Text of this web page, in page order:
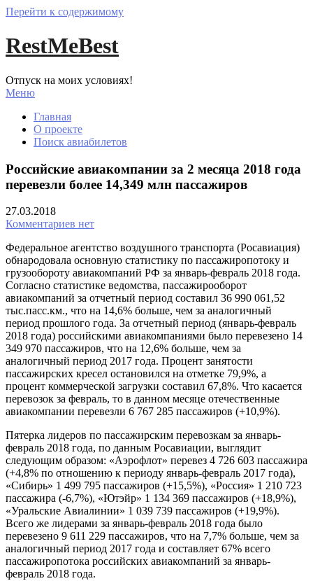
Перейти к содержимому
RestMeBest
Отпуск на моих условиях!
Меню
Главная
О проекте
Поиск авиабилетов
Российские авиакомпании за 2 месяца 2018 года
перевезли более 14,349 млн пассажиров
27.03.2018
Комментариев нет
Федеральное агентство воздушного транспорта (Росавиация)
обнародовала основную статистику по пассажиропотоку и
грузообороту авиакомпаний РФ за январь-февраль 2018 года.
Согласно статистике ведомства, пассажирооборот
авиакомпаний за отчетный период составил 36 990 061,52
тыс.пасс.км., что на 14,6% больше, чем за аналогичный
период прошлого года. За отчетный период (январь-февраль
2018 года) российскими авиакомпаниями было перевезено 14
349 970 пассажиров, что на 12,6% больше, чем за
аналогичный период 2017 года. Процент занятости
пассажирских кресел остановился на отметке 79,9%, а
процент коммерческой загрузки составил 67,8%. Что касается
перевозок за февраль, то в данном месяце отечественные
авиакомпании перевезли 6 767 285 пассажиров (+10,9%).
Пятерка лидеров по пассажирским перевозкам за январь-
февраль 2018 года, по данным Росавиации, выглядит
следующим образом: «Аэрофлот» перевез 4 726 603 пассажира
(+4,8% по отношению к периоду январь-февраль 2017 года),
«Сибирь» 1 499 795 пассажиров (+15,5%), «Россия» 1 210 723
пассажира (-6,7%), «Ютэйр» 1 134 369 пассажиров (+18,9%),
«Уральские Авиалинии» 1 039 739 пассажиров (+19,9%).
Всего же лидерами за январь-февраль 2018 года было
перевезено 9 611 229 пассажиров, что на 7,7% больше, чем за
аналогичный период 2017 года и составляет 67% всего
пассажиропотока российских авиакомпаний за январь-
февраль 2018 года.